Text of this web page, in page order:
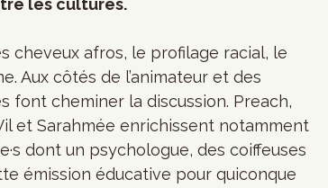
les cultures.
cheveux afros, le profilage racial, le
Aux côtés de l’animateur et des
font cheminer la discussion. Preach,
et Sarahmée enrichissent notamment
dont un psychologue, des coiffeuses
émission éducative pour quiconque